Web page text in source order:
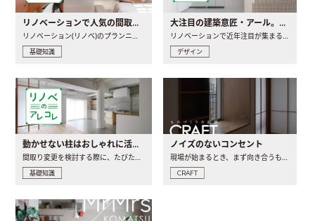
リノベーションで人気の間取りとは？トレンドの間取りと実例を徹底解説
リノベーション(リノベ)のプランニングで一番最初に決めるのは..
基礎知識
大注目の建築意匠・アール。人気の理由と空間に取り入れるポイント
リノベーションで近年注目が集まる建築意匠の一つであるアール..
デザイン
動かせない柱はおしゃれに活用！柱を魅せるリノベーション(リノベ)4選
間取り変更を検討する際に、たびたび皆さんの頭を悩ませる動か..
基礎知識
ノイズのないコンセント
現場が始まるとき、まず向き合うものの一つがコンセントです..
CRAFT